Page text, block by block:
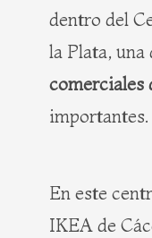
dentro del
la Plata, una
comerciales
importantes.
En este
IKEA de